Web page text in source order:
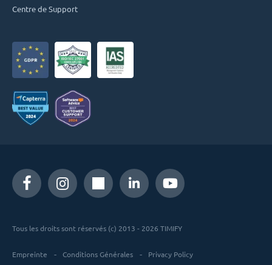
Centre de Support
Tous les droits sont réservés (c) 2013 - 2026 TIMIFY
Empreinte Conditions Générales Privacy Policy